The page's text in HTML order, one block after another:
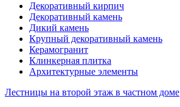
Декоративный кирпич
Декоративный камень
Дикий камень
Крупный декоративный камень
Керамогранит
Клинкерная плитка
Архитектурные элементы
Лестницы на второй этаж в частном доме